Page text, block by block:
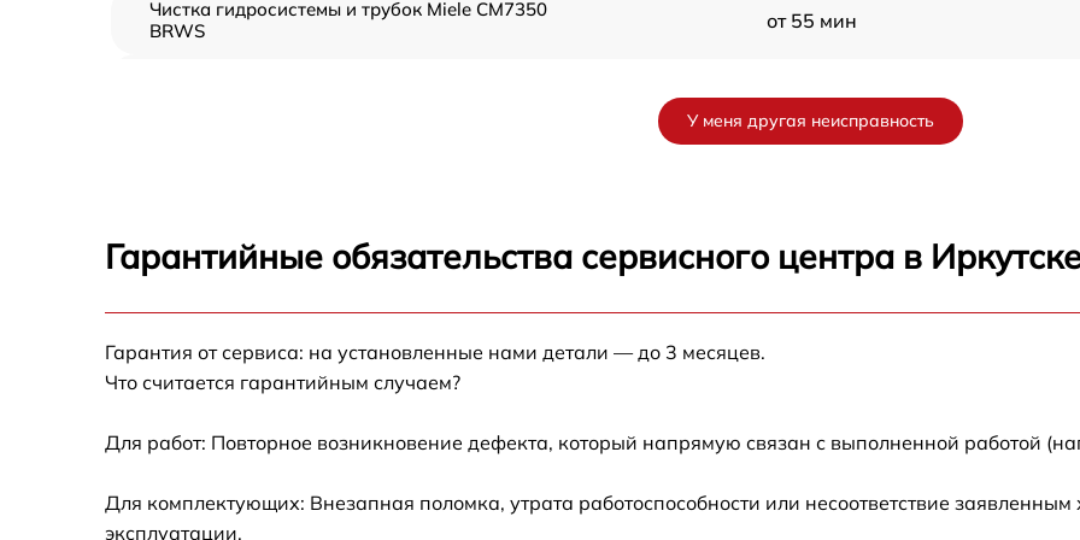
Чистка гидросистемы и трубок Miele CM7350
BRWS
от 55 мин
Полный ремонт заварочного блока Miele
CM7350 BRWS
CM7350 BRWS
Miele CM7350 BRWS
от 35 мин
У меня другая неисправность
Гарантийные обязательства сервисного центра в
Гарантия от сервиса: на установленные нами детали — до 3 месяцев.
Что считается гарантийным случаем?
Для работ: Повторное возникновение дефекта, который напрямую связан с выполненной работой
Для комплектующих: Внезапная поломка, утрата работоспособности или несоответствие
эксплуатации.